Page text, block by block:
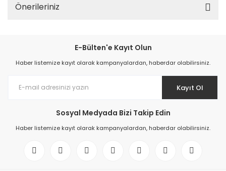
Önerileriniz
E-Bülten'e Kayıt Olun
Haber listemize kayıt olarak kampanyalardan, haberdar olabilirsiniz.
Kayıt Ol
Sosyal Medyada Bizi Takip Edin
Haber listemize kayıt olarak kampanyalardan, haberdar olabilirsiniz.